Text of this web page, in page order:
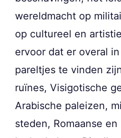
wereldmacht op
op cultureel en
ervoor dat er overal
pareltjes te vinden
ruïnes, Visigotische
Arabische paleizen,
steden, Romaanse en